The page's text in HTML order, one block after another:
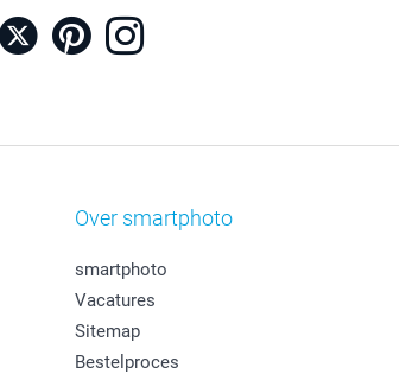
Over smartphoto
smartphoto
Vacatures
Sitemap
Bestelproces